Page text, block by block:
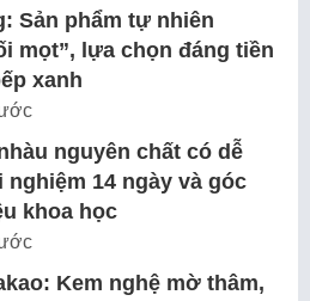
Sản phẩm tự nhiên
mọt”, lựa chọn đáng tiền
xanh
nguyên chất có dễ
nghiệm 14 ngày và góc
khoa học
Kem nghệ mờ thâm,